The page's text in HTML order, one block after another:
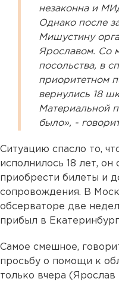
незаконна и
Однако после
Мишустину
Ярославом. Со
посольства, в
приоритетном
вернулись 18
Материальной
было», -
Ситуацию спасло то,
исполнилось 18 лет, он
приобрести билеты и
сопровождения. В
обсерваторе две
прибыл в
Самое смешное,
просьбу о помощи к
только вчера